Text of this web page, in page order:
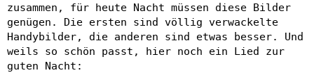
zusammen, für heute Nacht müssen diese Bilder
genügen. Die ersten sind völlig verwackelte
Handybilder, die anderen sind etwas besser. Und
weils so schön passt, hier noch ein Lied zur
guten Nacht: